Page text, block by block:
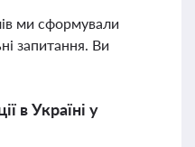
ми сформували
запитання. Ви
в Україні у